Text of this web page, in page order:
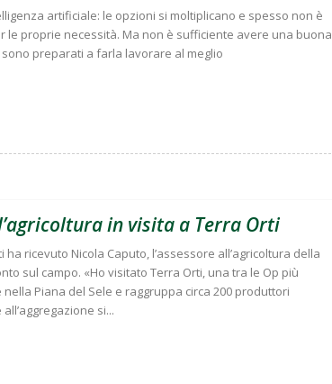
artificiale: le opzioni si moltiplicano e spesso non è
le proprie necessità. Ma non è sufficiente avere una buona
preparati a farla lavorare al meglio
in visita a Terra Orti
ricevuto Nicola Caputo, l’assessore all’agricoltura della
sul campo. «Ho visitato Terra Orti, una tra le Op più
Piana del Sele e raggruppa circa 200 produttori
si...